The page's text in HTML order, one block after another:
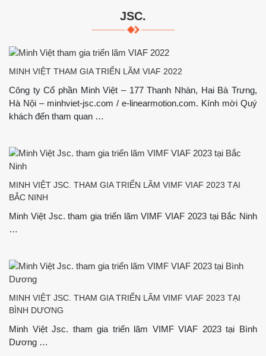
JSC.
MINH VIỆT THAM GIA TRIỂN LÃM VIAF 2022
Công ty Cổ phần Minh Việt – 177 Thanh Nhàn, Hai Bà Trưng,
Hà Nội – minhviet-jsc.com / e-linearmotion.com. Kính mời Quý
khách đến tham quan …
MINH VIỆT JSC. THAM GIA TRIỂN LÃM VIMF VIAF 2023 TẠI
BẮC NINH
Minh Việt Jsc. tham gia triển lãm VIMF VIAF 2023 tại Bắc Ninh
…
MINH VIỆT JSC. THAM GIA TRIỂN LÃM VIMF VIAF 2023 TẠI
BÌNH DƯƠNG
Minh Việt Jsc. tham gia triển lãm VIMF VIAF 2023 tại Bình
Dương …